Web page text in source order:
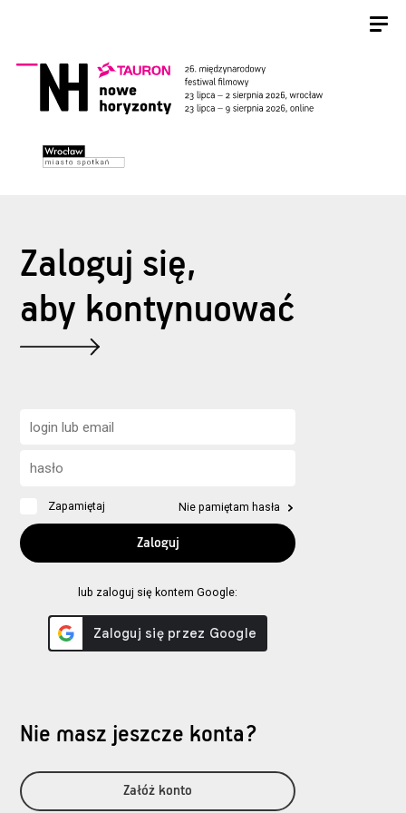
Zaloguj się,
aby kontynuować
Zapamiętaj Nie pamiętam hasła
lub zaloguj się kontem Google:
Nie masz jeszcze konta?
Załóż konto